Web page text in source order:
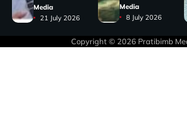
Media
21 July 2026
Media
8 July 2026
Copyright © 2026 Pratibimb